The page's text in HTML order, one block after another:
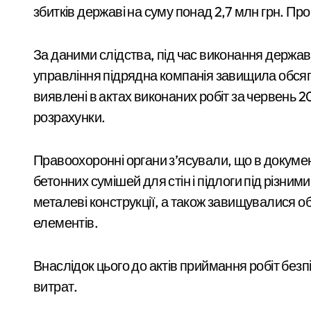
СБУ затримала коригувальника ФСБ,
У Києві розпочали розслідування
Почему предприниматели выбирают
Більше 442 тисяч ВПО у Києві: як
Обіцяли величезні доходи, але
План підготовки Києва до
Security Devices та сучасні системи
Затримання завершилося
Установка видеонаблюдения Киев —
збитків державі на суму понад 2,7 млн грн.
За даними слідства, під час виконання
управління підрядна компанія завищила
виявлені в актах виконаних робіт за червень
розрахунки.
Правоохоронні органи з’ясували, що в
бетонних сумішей для стін і підлоги під
металеві конструкції, а також завищувалися
елементів.
Внаслідок цього до актів приймання робіт
витрат.
Київ
загинула після